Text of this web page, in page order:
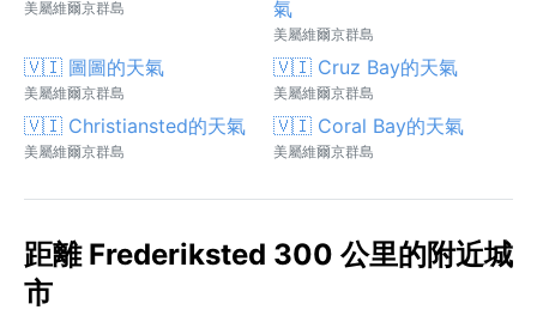
美屬維爾京群島
氣
美屬維爾京群島
🇻🇮 圖圖的天氣
美屬維爾京群島
🇻🇮 Cruz Bay的天氣
美屬維爾京群島
🇻🇮 Christiansted的天氣
美屬維爾京群島
🇻🇮 Coral Bay的天氣
美屬維爾京群島
距離 Frederiksted 300 公里的附近城
市